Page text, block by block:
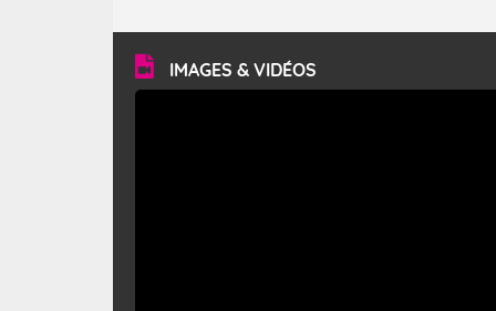
vitesse moyenne de 50 km/h et atteindre 80 à 100 km/h
en rafales, parfois davantage. Il parcourt la basse vallée
du Rhône et la Provence et envahit le littoral
méditerranéen à partir de la Camargue.
IMAGES & VIDÉOS